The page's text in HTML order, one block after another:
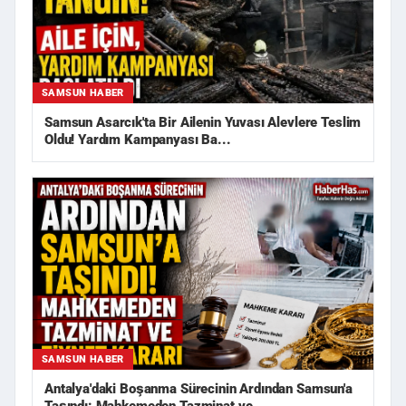
SAMSUN HABER
Samsun Asarcık'ta Bir Ailenin Yuvası Alevlere Teslim
Oldu! Yardım Kampanyası Ba...
SAMSUN HABER
Antalya'daki Boşanma Sürecinin Ardından Samsun'a